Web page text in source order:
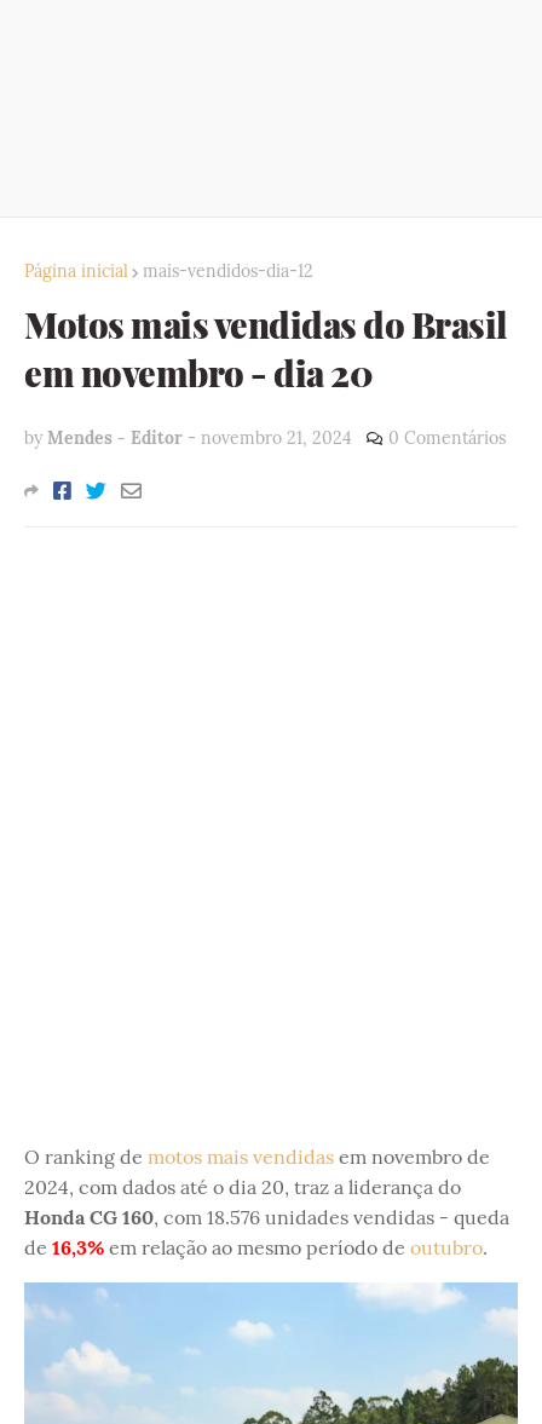
Página inicial mais-vendidos-dia-12
Motos mais vendidas do Brasil
em novembro - dia 20
by Mendes - Editor - novembro 21, 2024 0 Comentários
O ranking de motos mais vendidas em novembro de
2024, com dados até o dia 20, traz a liderança do
Honda CG 160, com 18.576 unidades vendidas - queda
de 16,3% em relação ao mesmo período de outubro.